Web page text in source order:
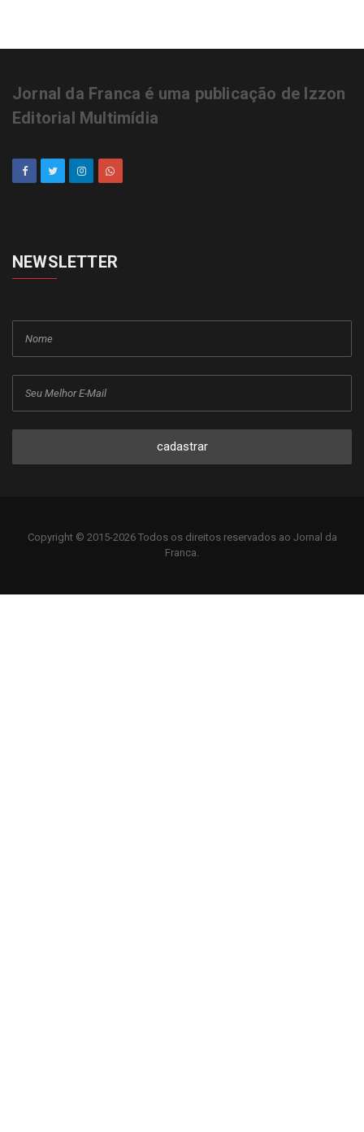
Jornal da Franca é uma publicação de Izzon
Editorial Multimídia
NEWSLETTER
cadastrar
Copyright © 2015-2026 Todos os direitos reservados ao Jornal da
Franca.